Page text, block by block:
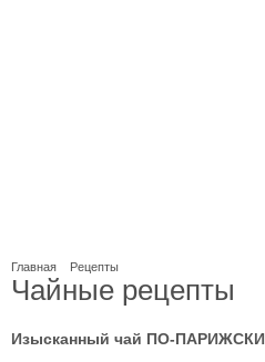
Главная Рецепты
Чайные рецепты
Изысканный чай ПО-ПАРИЖСКИ